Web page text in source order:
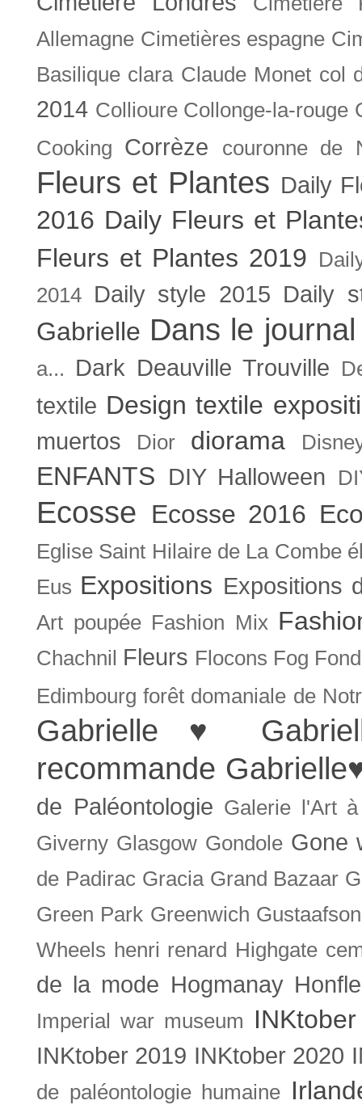
Allemagne Cimetières espagne
Basilique clara Claude Monet col
2014 Collioure Collonge-la-rouge
Cooking
Corrèze couronne de
Fleurs et Plantes Daily
2016 Daily Fleurs et
Fleurs et Plantes 2019
2014
Daily style 2015 Daily
Gabrielle Dans le journal
a... Dark Deauville Trouville
textile Design textile
muertos Dior diorama
ENFANTS DIY Halloween
Ecosse Ecosse 2016
Eglise Saint Hilaire de La Combe
Eus Expositions Expositions
Art poupée Fashion Mix
Chachnil Fleurs Flocons Fog
Edimbourg forêt domaniale de
Gabrielle ♥
recommande
de Paléontologie Galerie l'Art
Giverny Glasgow Gondole Gone
de Padirac Gracia Grand Bazaar
Green Park Greenwich Gustaafson
Wheels henri renard Highgate
de la mode Hogmanay
Imperial war museum INKtober
INKtober 2019 INKtober 2020
de paléontologie humaine